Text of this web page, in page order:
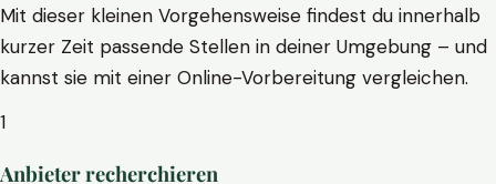
Mit dieser kleinen Vorgehensweise findest du innerhalb
kurzer Zeit passende Stellen in deiner Umgebung – und
kannst sie mit einer Online-Vorbereitung vergleichen.
1
Anbieter recherchieren